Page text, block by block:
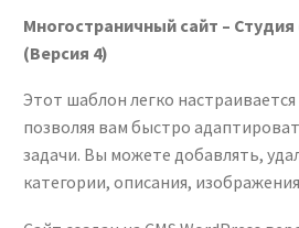
Многостраничный сайт –
(Версия 4)
Этот шаблон легко
позволяя вам быстро
задачи. Вы можете добавлять,
категории, описания,